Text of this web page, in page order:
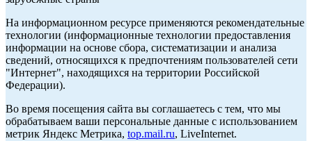
На информационном ресурсе применяются рекомендательные
технологии (информационные технологии предоставления
информации на основе сбора, систематизации и анализа
сведений, относящихся к предпочтениям пользователей сети
"Интернет", находящихся на территории Российской
Федерации).
Во время посещения сайта вы соглашаетесь с тем, что мы
обрабатываем ваши персональные данные с использованием
метрик Яндекс Метрика, top.mail.ru, LiveInternet.